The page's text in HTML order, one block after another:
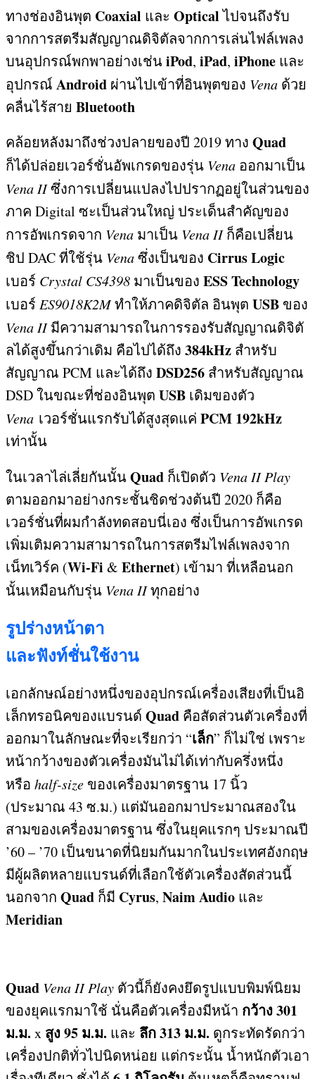
ทางช่องอินพุต Coaxial และ Optical ไปจนถึงรับ
จากการสตรีมสัญญาณดิจิตัลจากการเล่นไฟล์เพลง
บนอุปกรณ์พกพาอย่างเช่นiPod, iPad, iPhone และ
อุปกรณ์ Android ผ่านไปเข้าที่อินพุตของ Vena ด้วย
คลื่นไร้สาย Bluetooth
คล้อยหลังมาถึงช่วงปลายของปี 2019ทาง Quad
ก็ได้ปล่อยเวอร์ชั่นอัพเกรดของรุ่น Vena ออกมาเป็น
Vena IIซึ่งการเปลี่ยนแปลงไปปรากฏอยู่ในส่วนของ
ภาค Digital ซะเป็นส่วนใหญ่ ประเด็นสำคัญของ
การอัพเกรดจาก Vena มาเป็น Vena II ก็คือเปลี่ยน
ชิป DACที่ใช้รุ่น Venaซึ่งเป็นของ Cirrus Logic
เบอร์ Crystal CS4398 มาเป็นของ ESS Technology
เบอร์ ES9018K2Mทำให้ภาคดิจิตัล อินพุต USB ของ
Vena II มีความสามารถในการรองรับสัญญาณดิจิตั
ลได้สูงขึ้นกว่าเดิม คือไปได้ถึง 384kHz สำหรับ
สัญญาณ PCM และได้ถึง DSD256 สำหรับสัญญาณ
DSDในขณะที่ช่องอินพุต USB เดิมของตัว
Vena เวอร์ชั่นแรกรับได้สูงสุดแค่ PCM 192kHz
เท่านั้น
ในเวลาไล่เลี่ยกันนั้นQuad ก็เปิดตัว Vena II Play
ตามออกมาอย่างกระชั้นชิดช่วงต้นปี 2020 ก็คือ
เวอร์ชั่นที่ผมกำลังทดสอบนี่เอง ซึ่งเป็นการอัพเกรด
เพิ่มเติมความสามารถในการสตรีมไฟล์เพลงจาก
เน็ทเวิร์ค (Wi-Fi & Ethernet) เข้ามา ที่เหลือนอก
นั้นเหมือนกับรุ่น Vena IIทุกอย่าง
รูปร่างหน้าตา
และฟังท์ชั่นใช้งาน
เอกลักษณ์อย่างหนึ่งของอุปกรณ์เครื่องเสียงที่เป็นอิ
เล็กทรอนิคของแบรนด์ Quad คือสัดส่วนตัวเครื่องที่
ออกมาในลักษณะที่จะเรียกว่า “เล็ก” ก็ไม่ใช่ เพราะ
หน้ากว้างของตัวเครื่องมันไม่ได้เท่ากับครึ่งหนึ่ง
หรือ half-size ของเครื่องมาตรฐาน 17 นิ้ว
(ประมาณ 43 ซ.ม.) แต่มันออกมาประมาณสองใน
สามของเครื่องมาตรฐาน ซึ่งในยุคแรกๆ ประมาณปี
’60 – ’70 เป็นขนาดที่นิยมกันมากในประเทศอังกฤษ
มีผู้ผลิตหลายแบรนด์ที่เลือกใช้ตัวเครื่องสัดส่วนนี้
นอกจาก Quad ก็มี Cyrus, Naim Audio และ
Meridian
Quad Vena II Play ตัวนี้ก็ยังคงยึดรูปแบบพิมพ์นิยม
ของยุคแรกมาใช้ นั่นคือตัวเครื่องมีหน้า กว้าง301
ม.ม. x สูง95 ม.ม. และ ลึก313 ม.ม. ดูกระทัดรัดกว่า
เครื่องปกติทั่วไปนิดหน่อย แต่กระนั้น น้ำหนักตัวเอา